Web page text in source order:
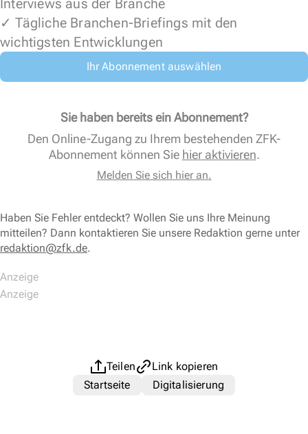
Interviews aus der Branche
✓ Tägliche Branchen-Briefings mit den
wichtigsten Entwicklungen
Ihr Abonnement auswählen
Sie haben bereits ein Abonnement?
Den Online-Zugang zu Ihrem bestehenden ZFK-
Abonnement können Sie hier aktivieren.
Melden Sie sich hier an.
Haben Sie Fehler entdeckt? Wollen Sie uns Ihre Meinung
mitteilen? Dann kontaktieren Sie unsere Redaktion gerne unter
redaktion@zfk.de.
Teilen
Link kopieren
Startseite
Digitalisierung